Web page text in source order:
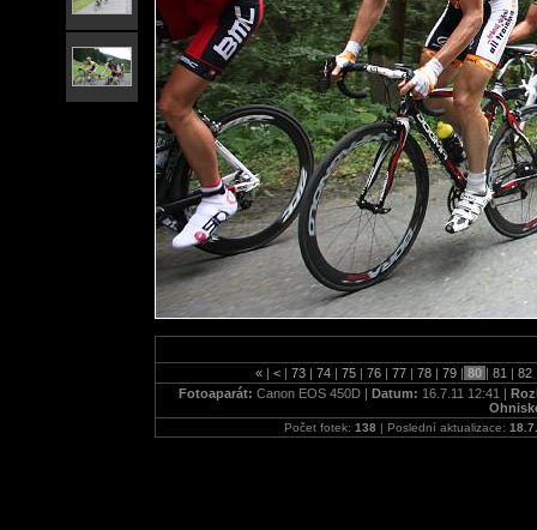
« | < | 73 | 74 | 75 | 76 | 77 | 78 | 79 | 80 | 81 | 82
Fotoaparát: Canon EOS 450D | Datum: 16.7.11 12:41 |
Počet fotek: 138 | Poslední aktualizace: